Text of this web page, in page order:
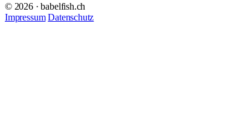
© 2026 · babelfish.ch
Impressum Datenschutz